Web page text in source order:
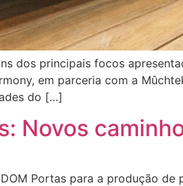
dos principais focos
em parceria com a
do […]
Novos
Portas para a produção